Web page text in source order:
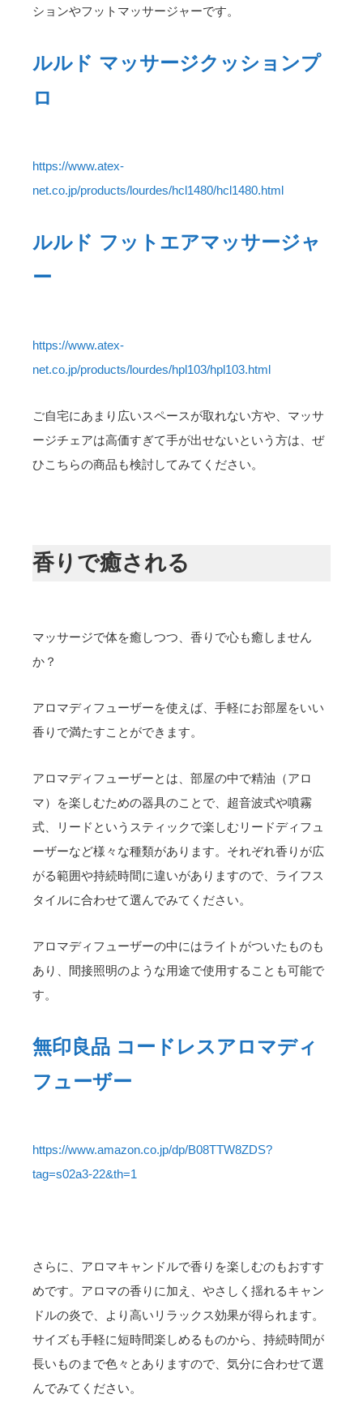
ションやフットマッサージャーです。
ルルド マッサージクッションプ
ロ
https://www.atex-
net.co.jp/products/lourdes/hcl1480/hcl1480.html
ルルド フットエアマッサージャ
ー
https://www.atex-
net.co.jp/products/lourdes/hpl103/hpl103.html
ご自宅にあまり広いスペースが取れない方や、マッサ
ージチェアは高価すぎて手が出せないという方は、ぜ
ひこちらの商品も検討してみてください。
香りで癒される
マッサージで体を癒しつつ、香りで心も癒しません
か？
アロマディフューザーを使えば、手軽にお部屋をいい
香りで満たすことができます。
アロマディフューザーとは、部屋の中で精油（アロ
マ）を楽しむための器具のことで、超音波式や噴霧
式、リードというスティックで楽しむリードディフュ
ーザーなど様々な種類があります。それぞれ香りが広
がる範囲や持続時間に違いがありますので、ライフス
タイルに合わせて選んでみてください。
アロマディフューザーの中にはライトがついたものも
あり、間接照明のような用途で使用することも可能で
す。
無印良品 コードレスアロマディ
フューザー
https://www.amazon.co.jp/dp/B08TTW8ZDS?
tag=s02a3-22&th=1
さらに、アロマキャンドルで香りを楽しむのもおすす
めです。アロマの香りに加え、やさしく揺れるキャン
ドルの炎で、より高いリラックス効果が得られます。
サイズも手軽に短時間楽しめるものから、持続時間が
長いものまで色々とありますので、気分に合わせて選
んでみてください。